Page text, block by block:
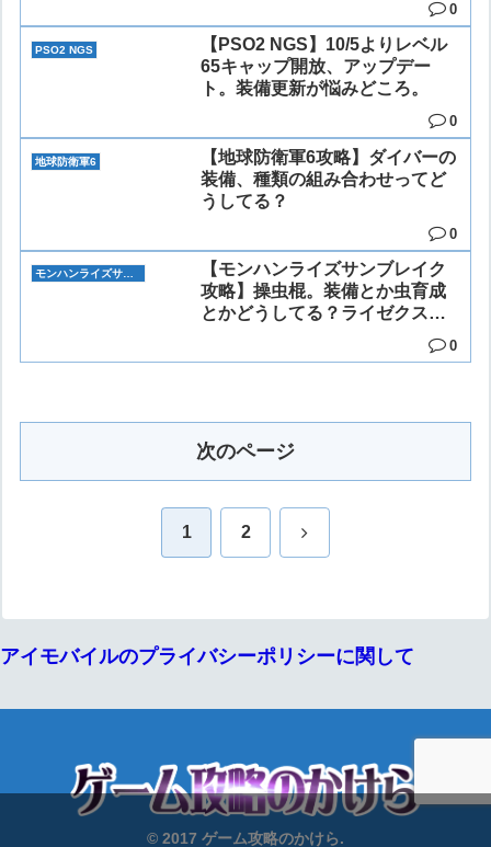
0
PSO2 NGS
【PSO2 NGS】10/5よりレベル
65キャップ開放、アップデー
ト。装備更新が悩みどころ。
0
地球防衛軍6
【地球防衛軍6攻略】ダイバーの
装備、種類の組み合わせってど
うしてる？
0
モンハンライズサンブレイク
【モンハンライズサンブレイク
攻略】操虫棍。装備とか虫育成
とかどうしてる？ライゼクス防
0
次のページ
1 2 次
アイモバイルのプライバシーポリシーに関して
© 2017 ゲーム攻略のかけら.